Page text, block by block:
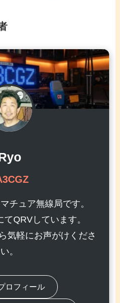
チュア無線局です。
QRVしています。
気軽にお声がけくださ
い。
ロフィール